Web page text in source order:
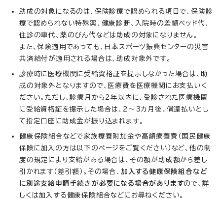
助成の対象になるのは、保険診療で認められる項目で、保険診
療で認められない特殊薬、健康診断、入院時の差額ベッド代、
住診の車代、薬のびん代などは助成の対象になりません。
また、保険適用であっても、日本スポーツ振興センターの災害
共済給付が適用される場合は、助成対象外です。
診療時に医療機関に受給資格証を提示しなかった場合は、助
成の対象外となりますので、医療費を医療機関にお支払いく
ださい。ただし、診療月から2年以内に、受診された医療機関
に受給資格証を提示した場合は、2～3カ月後、償還払いとし
て指定口座に助成金が振り込まれます。
健康保険組合などで家族療養附加金や高額療養費（国民健康
保険に加入の方は以下のページをご覧ください）など、他の制
度の規定により支給がある場合は、その額が助成額から差し
引かれます（差引額）。その場合、 加入する健康保険組合など
に別途支給申請手続きが必要になる場合がありますので、詳
しくは加入する健康保険組合などにお尋ねください。